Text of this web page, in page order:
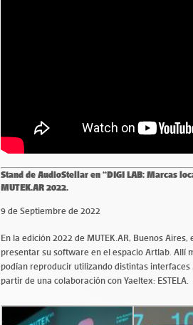
Stand de AudioStellar en “DIGI LAB: Marcas
MUTEK.AR 2022.
9 de Septiembre de 2022
En la edición 2022 de MUTEK.AR, Buenos
presentar su software en el espacio Artlab. Allí
podían reproducir utilizando distintas
partir de una colaboración con Yaeltex: ESTELA.